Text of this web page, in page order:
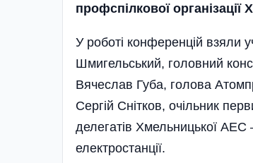
профспілкової організації
У роботі конференцій взяли
Шмигельський, головний
Вячеслав Губа, голова
Сергій Снітков, очільник
делегатів Хмельницької АЕС
електростанції.